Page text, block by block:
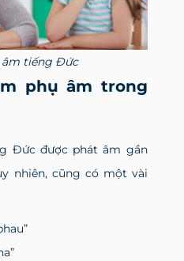
âm tiếng Đức
phụ âm trong
Đức được phát âm gần
nhiên, cũng có một vài